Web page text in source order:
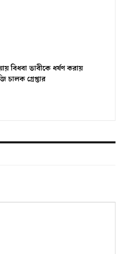
বিধবা ভাবীকে ধর্ষণ করায়
চালক গ্রেপ্তার